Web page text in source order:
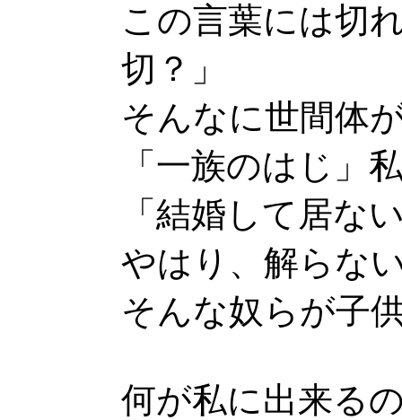
この言葉には切
切？」
そんなに世間体
「一族のはじ」
「結婚して居な
やはり、解らな
そんな奴らが子
何が私に出来る